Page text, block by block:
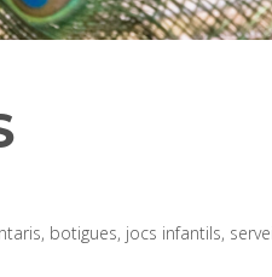
botigues, jocs infantils,